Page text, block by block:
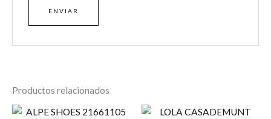
Productos relacionados
El
El